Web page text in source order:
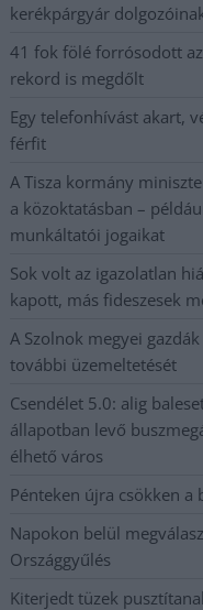
kerékpárgyár
41 fok fölé forrósodott
rekord is megdőlt
Egy telefonhívást akart,
férfit
A Tisza kormány
a közoktatásban –
munkáltatói jogaikat
Sok volt az igazolatlan
kapott, más fideszesek
A Szolnok megyei
további üzemeltetését
Csendélet 5.0: alig
állapotban levő
élhető város
Pénteken újra csökken a
Napokon belül
Országgyűlés
Kiterjedt tüzek